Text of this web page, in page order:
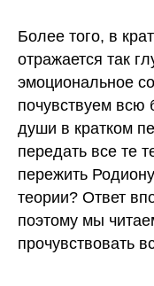
Более того, в
отражается так
эмоциональное
почувствуем всю
души в кратком
передать все те
пережить
теории? Ответ
поэтому мы
прочувствовать